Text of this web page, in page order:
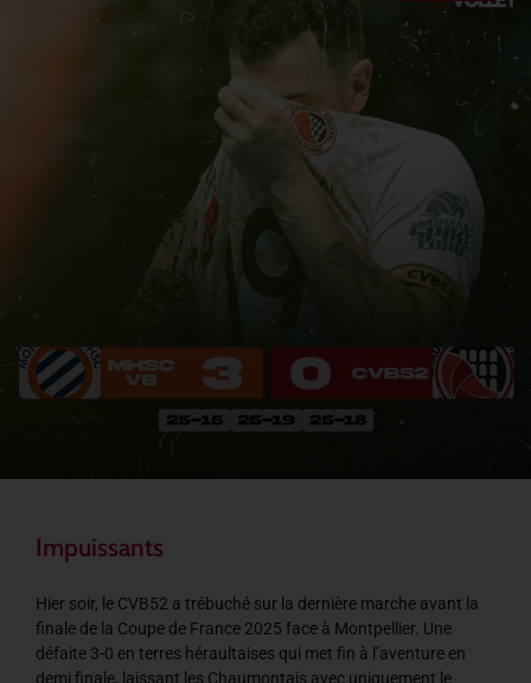
Impuissants
Hier soir, le CVB52 a trébuché sur la dernière marche avant la
finale de la Coupe de France 2025 face à Montpellier. Une
défaite 3-0 en terres héraultaises qui met fin à l’aventure en
demi finale, laissant les Chaumontais avec uniquement le